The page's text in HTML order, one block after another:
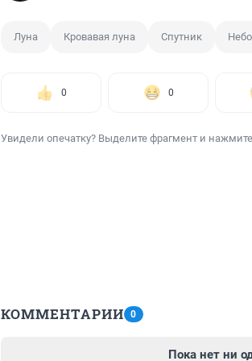
Луна Кровавая луна Спутник Небо
0 0
Увидели опечатку? Выделите фрагмент и нажмите
КОММЕНТАРИИ 0
Пока нет ни